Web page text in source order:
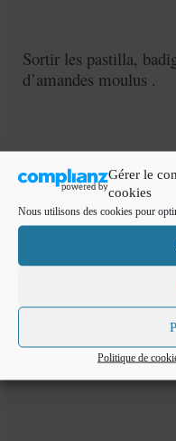
Gérer le
cookies
Nous utilisons des cookies pour
Politique de
Sortir les pastilla,
d’amandes moulus .
Servir , bon appétit